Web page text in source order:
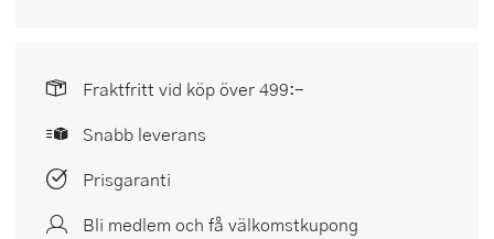
Fraktfritt vid köp över 499:-
Snabb leverans
Prisgaranti
Bli medlem och få välkomstkupong